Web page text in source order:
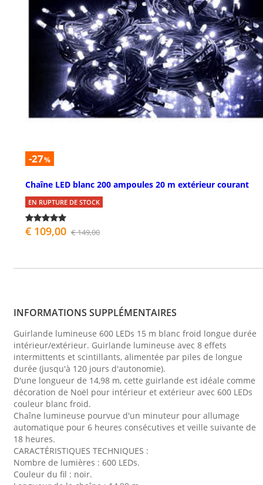
-27%
Chaîne LED blanc 200 ampoules 20 m extérieur courant
EN RUPTURE DE STOCK
€ 109,00 € 149,00
INFORMATIONS SUPPLÉMENTAIRES
Guirlande lumineuse 600 LEDs 15 m blanc froid longue durée
intérieur/extérieur. Guirlande lumineuse avec 8 effets
intermittents et scintillants, alimentée par piles de longue
durée (jusqu'à 120 jours d'autonomie).
D'une longueur de 14,98 m, cette guirlande est idéale comme
décoration de Noël pour intérieur et extérieur avec 600 LEDs
couleur blanc froid.
Chaîne lumineuse pourvue d'un minuteur pour allumage
automatique pour 6 heures consécutives et veille suivante de
18 heures.
CARACTÉRISTIQUES TECHNIQUES :
Nombre de lumières : 600 LEDs.
Couleur du fil : noir.